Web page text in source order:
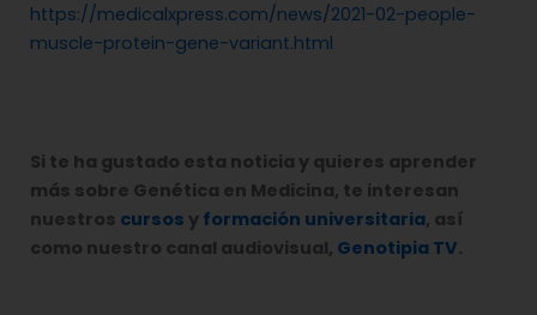
https://medicalxpress.com/news/2021-02-people-
muscle-protein-gene-variant.html
Si te ha gustado esta noticia y quieres aprender
más sobre Genética en Medicina, te interesan
nuestros cursos y formación universitaria, así
como nuestro canal audiovisual, Genotipia TV.